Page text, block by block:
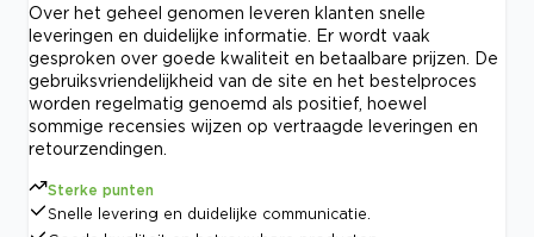
Over het geheel genomen leveren klanten snelle
leveringen en duidelijke informatie. Er wordt vaak
gesproken over goede kwaliteit en betaalbare prijzen. De
gebruiksvriendelijkheid van de site en het bestelproces
worden regelmatig genoemd als positief, hoewel
sommige recensies wijzen op vertraagde leveringen en
retourzendingen.
Sterke punten
Snelle levering en duidelijke communicatie.